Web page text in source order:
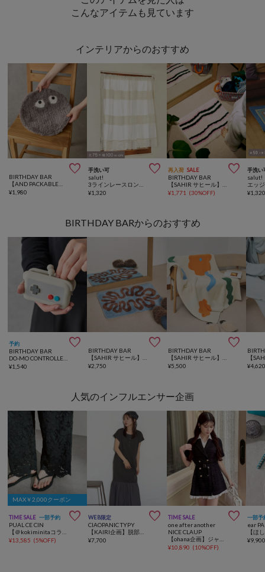
こんなアイテムも見ています
インテリアからのおすすめ

BIRTHDAY BAR
¥1,980
手洗い可 
salut!
¥1,320
再入荷 SALE 
BIRTHDAY BAR
¥1,771 (30%OFF)
手洗い
salut!
¥
BIRTHDAY BARからのおすすめ
予約 
BIRTHDAY BAR
¥1,540

BIRTHDAY BAR
¥2,750

BIRTHDAY BAR
¥5,500 ¥
人気のインフルエンサー企画
MAX￥2,000クーポン
TIME SALE 一部予約 
PUAL CE CIN
【＠kokiminitaコラボ】花柄コード刺繍スカラップレースパンツ
¥13,585 (5%OFF)
WEB限定 
CIAOPANIC TYPY
【KAIRI企画】脱部屋着見え！2WAYヘンリーワンピ
¥7,700
TIME SALE 
one after another
NICE CLAUP
【ohana企画】ジャケットミニワンピース
¥10,890 (10%OFF)
一部予
ear
¥